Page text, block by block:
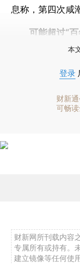
息称，第四次咸
可能超过“
本
登录
财新
可畅
财新网所刊载内容
专属所有或持有。
建立镜像等任何使用